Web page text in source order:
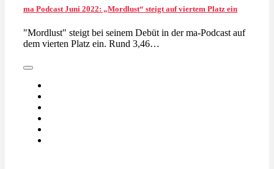
ma Podcast Juni 2022: „Mordlust“ steigt auf viertem Platz ein
"Mordlust" steigt bei seinem Debüt in der ma-Podcast auf
dem vierten Platz ein. Rund 3,46…